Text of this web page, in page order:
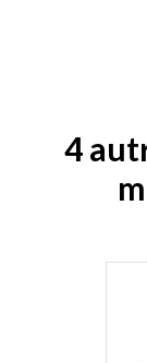
4